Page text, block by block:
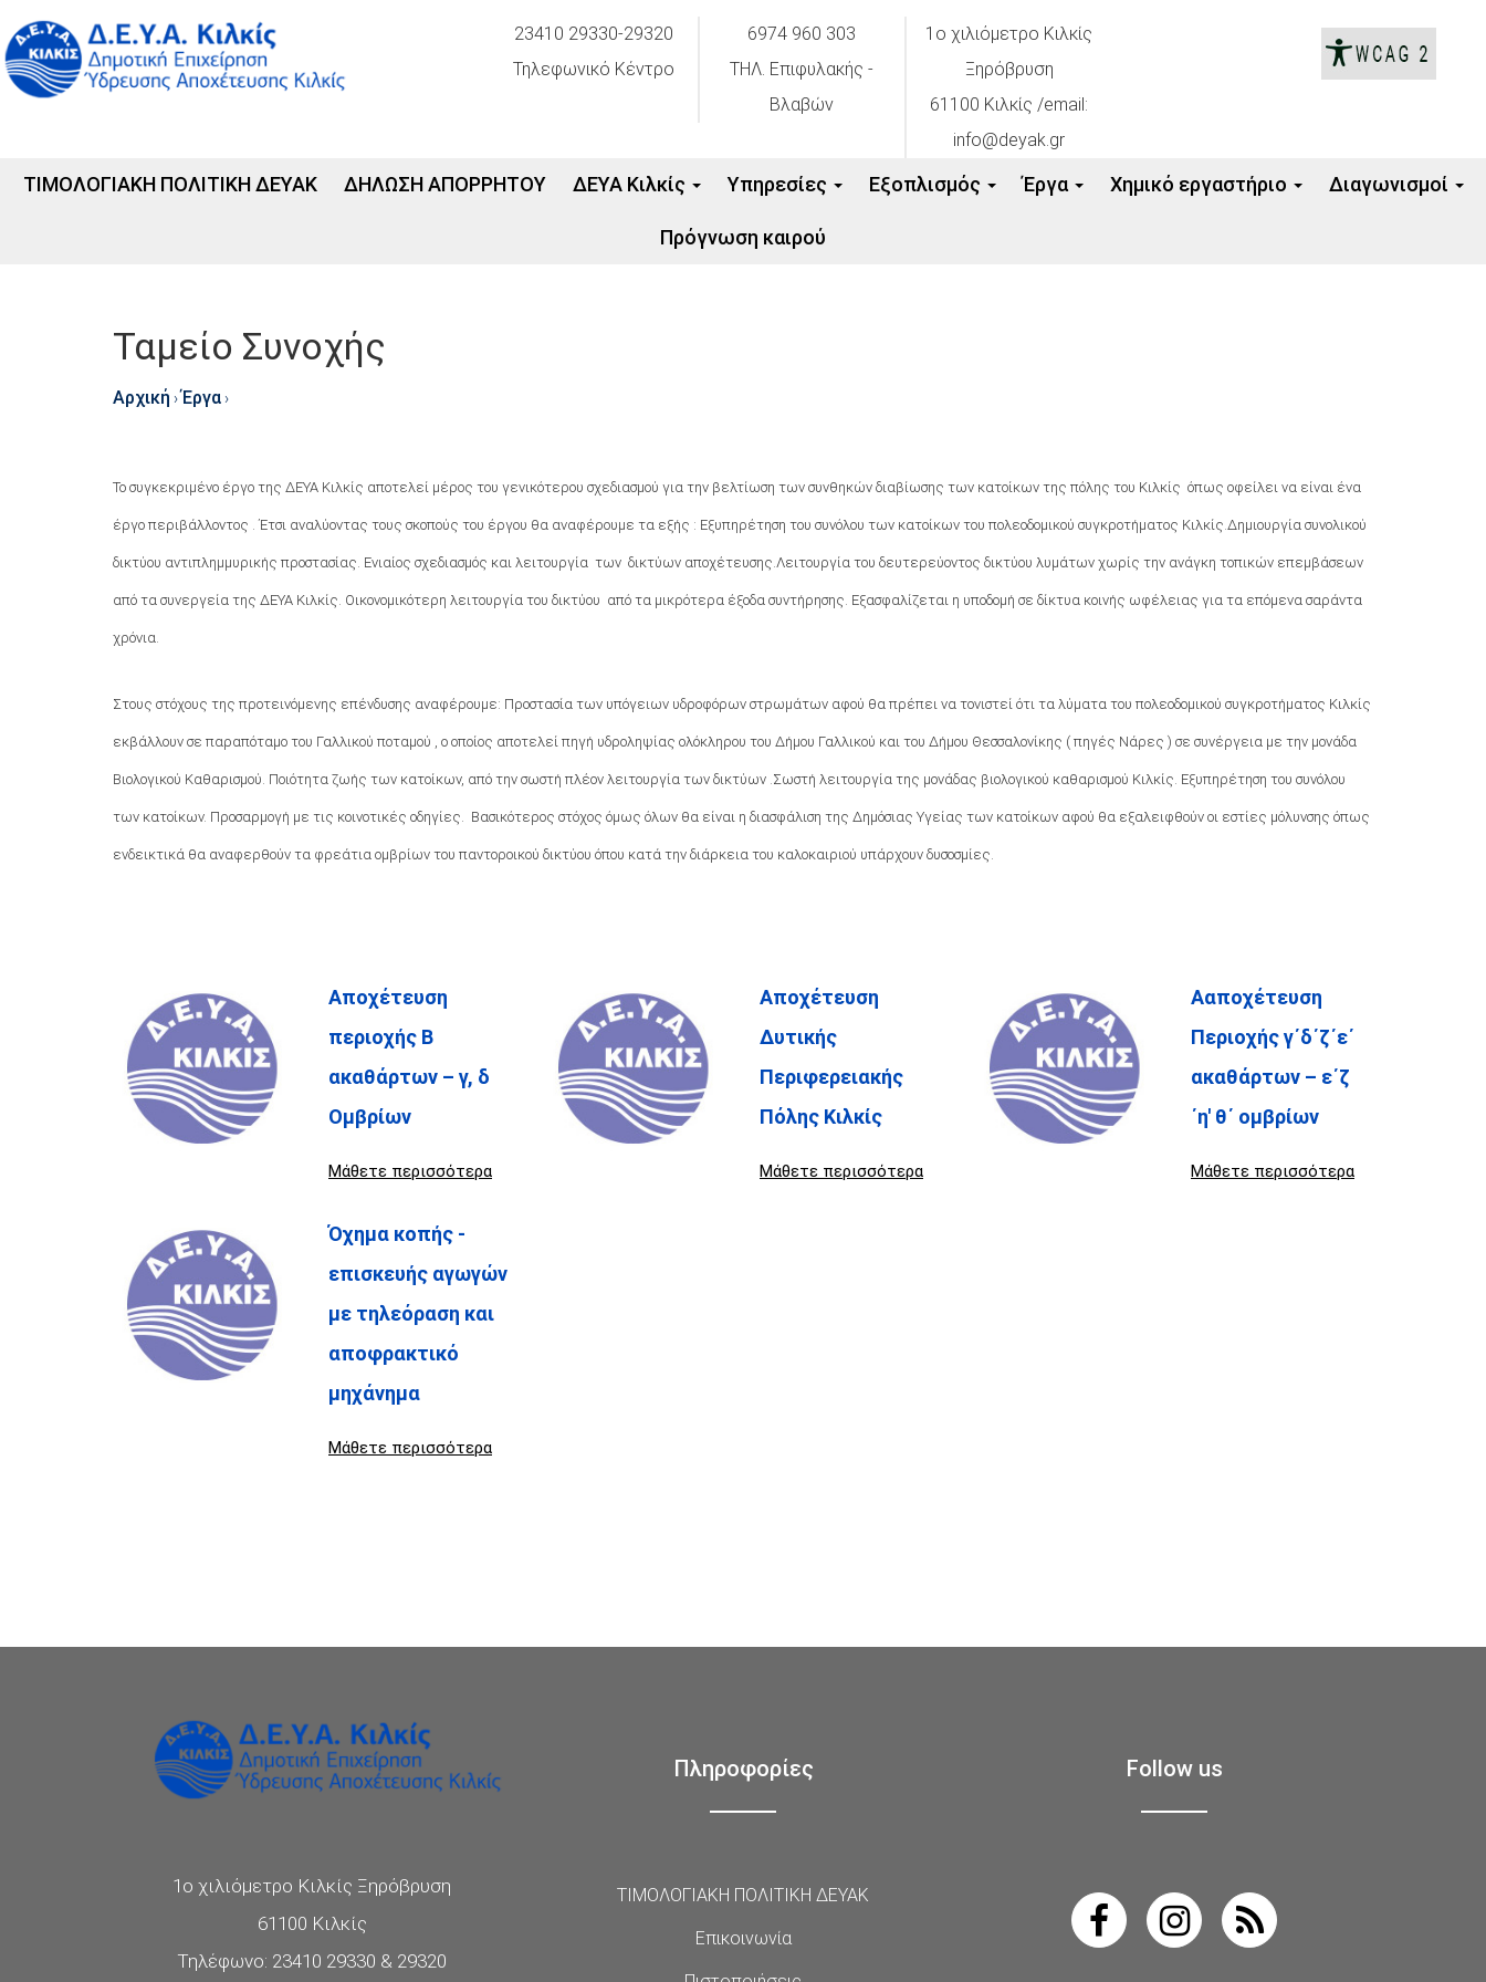
23410 29330-29320
Τηλεφωνικό Κέντρο
6974 960 303
ΤΗΛ. Επιφυλακής -
Βλαβών
1ο χιλιόμετρο Κιλκίς
Ξηρόβρυση
61100 Κιλκίς /email:
info@deyak.gr
ΤΙΜΟΛΟΓΙΑΚΗ ΠΟΛΙΤΙΚΗ ΔΕΥΑΚ ΔΗΛΩΣΗ ΑΠΟΡΡΗΤΟΥ ΔΕΥΑ Κιλκίς Υπηρεσίες Εξοπλισμός Έργα Xημικό εργαστήριο Διαγωνισμοί
Πρόγνωση καιρού
Ταμείο Συνοχής
Αρχική ›Έργα ›
To συγκεκριμένο έργο της ΔΕΥΑ Κιλκίς αποτελεί μέρος του γενικότερου σχεδιασμού για την βελτίωση των συνθηκών διαβίωσης των κατοίκων της πόλης του Κιλκίς όπως οφείλει να είναι ένα
έργο περιβάλλοντος . Έτσι αναλύοντας τους σκοπούς του έργου θα αναφέρουμε τα εξής : Εξυπηρέτηση του συνόλου των κατοίκων του πολεοδομικού συγκροτήματος Κιλκίς.Δημιουργία συνολικού
δικτύου αντιπλημμυρικής προστασίας. Ενιαίος σχεδιασμός και λειτουργία των δικτύων αποχέτευσης.Λειτουργία του δευτερεύοντος δικτύου λυμάτων χωρίς την ανάγκη τοπικών επεμβάσεων
από τα συνεργεία της ΔΕΥΑ Κιλκίς. Οικονομικότερη λειτουργία του δικτύου από τα μικρότερα έξοδα συντήρησης. Εξασφαλίζεται η υποδομή σε δίκτυα κοινής ωφέλειας για τα επόμενα σαράντα
χρόνια.
Στους στόχους της προτεινόμενης επένδυσης αναφέρουμε: Προστασία των υπόγειων υδροφόρων στρωμάτων αφού θα πρέπει να τονιστεί ότι τα λύματα του πολεοδομικού συγκροτήματος Κιλκίς
εκβάλλουν σε παραπόταμο του Γαλλικού ποταμού , ο οποίος αποτελεί πηγή υδροληψίας ολόκληρου του Δήμου Γαλλικού και του Δήμου Θεσσαλονίκης ( πηγές Νάρες ) σε συνέργεια με την μονάδα
Βιολογικού Καθαρισμού. Ποιότητα ζωής των κατοίκων, από την σωστή πλέον λειτουργία των δικτύων .Σωστή λειτουργία της μονάδας βιολογικού καθαρισμού Κιλκίς. Εξυπηρέτηση του συνόλου
των κατοίκων. Προσαρμογή με τις κοινοτικές οδηγίες. Βασικότερος στόχος όμως όλων θα είναι η διασφάλιση της Δημόσιας Υγείας των κατοίκων αφού θα εξαλειφθούν οι εστίες μόλυνσης όπως
ενδεικτικά θα αναφερθούν τα φρεάτια ομβρίων του παντοροικού δικτύου όπου κατά την διάρκεια του καλοκαιριού υπάρχουν δυσοσμίες.
Αποχέτευση
περιοχής Β
ακαθάρτων – γ, δ
Ομβρίων
Μάθετε περισσότερα
Αποχέτευση
Δυτικής
Περιφερειακής
Πόλης Κιλκίς
Μάθετε περισσότερα
Ααποχέτευση
Περιοχής γ΄δ΄ζ΄ε΄
ακαθάρτων – ε΄ζ
΄η' θ΄ ομβρίων
Μάθετε περισσότερα
Όχημα κοπής -
επισκευής αγωγών
με τηλεόραση και
αποφρακτικό
μηχάνημα
Μάθετε περισσότερα
1ο χιλιόμετρο Κιλκίς Ξηρόβρυση
61100 Κιλκίς
Τηλέφωνο: 23410 29330 & 29320
Πληροφορίες
ΤΙΜΟΛΟΓΙΑΚΗ ΠΟΛΙΤΙΚΗ ΔΕΥΑΚ
Επικοινωνία
Follow us